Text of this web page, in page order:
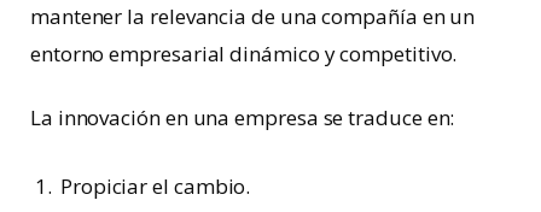
mantener la relevancia de una compañía en un
entorno empresarial dinámico y competitivo.
La innovación en una empresa se traduce en:
Propiciar el cambio.